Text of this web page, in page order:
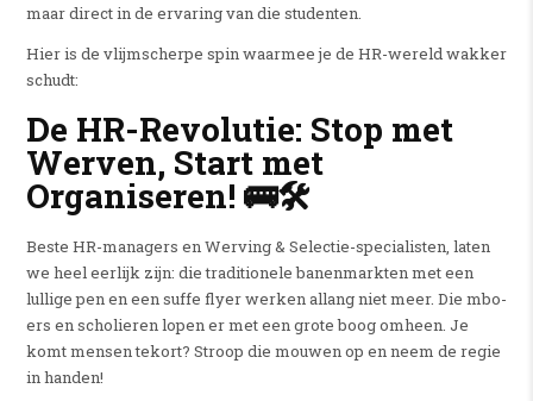
maar direct in de ervaring van die studenten.
Hier is de vlijmscherpe spin waarmee je de HR-wereld wakker
schudt:
De HR-Revolutie: Stop met
Werven, Start met
Organiseren! 🚌🛠️
Beste HR-managers en Werving & Selectie-specialisten, laten
we heel eerlijk zijn: die traditionele banenmarkten met een
lullige pen en een suffe flyer werken allang niet meer. Die mbo-
ers en scholieren lopen er met een grote boog omheen. Je
komt mensen tekort? Stroop die mouwen op en neem de regie
in handen!